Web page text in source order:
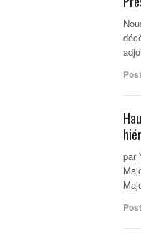
par